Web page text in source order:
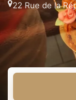
22 Rue de la